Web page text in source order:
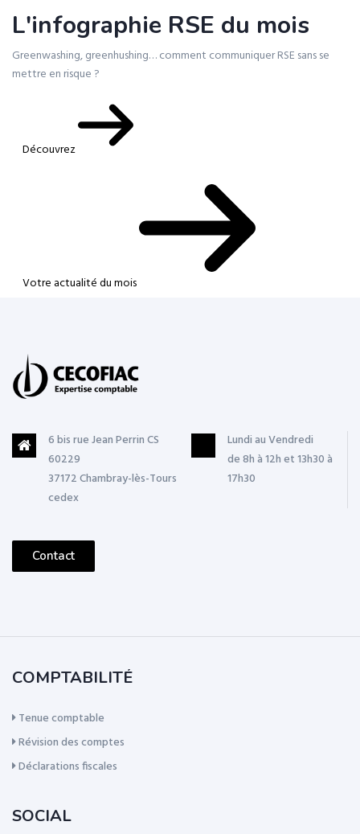
L'infographie RSE du mois
Greenwashing, greenhushing… comment communiquer RSE sans se
mettre en risque ?
Découvrez
Votre actualité du mois
6 bis rue Jean Perrin CS
60229
37172 Chambray-lès-Tours
cedex
Lundi au Vendredi
de 8h à 12h et 13h30 à
17h30
Contact
COMPTABILITÉ
Tenue comptable
Révision des comptes
Déclarations fiscales
SOCIAL